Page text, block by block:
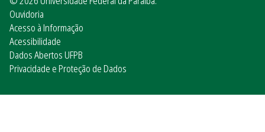
Ouvidoria
Acesso à Informação
Acessibilidade
Dados Abertos UFPB
Privacidade e Proteção de Dados